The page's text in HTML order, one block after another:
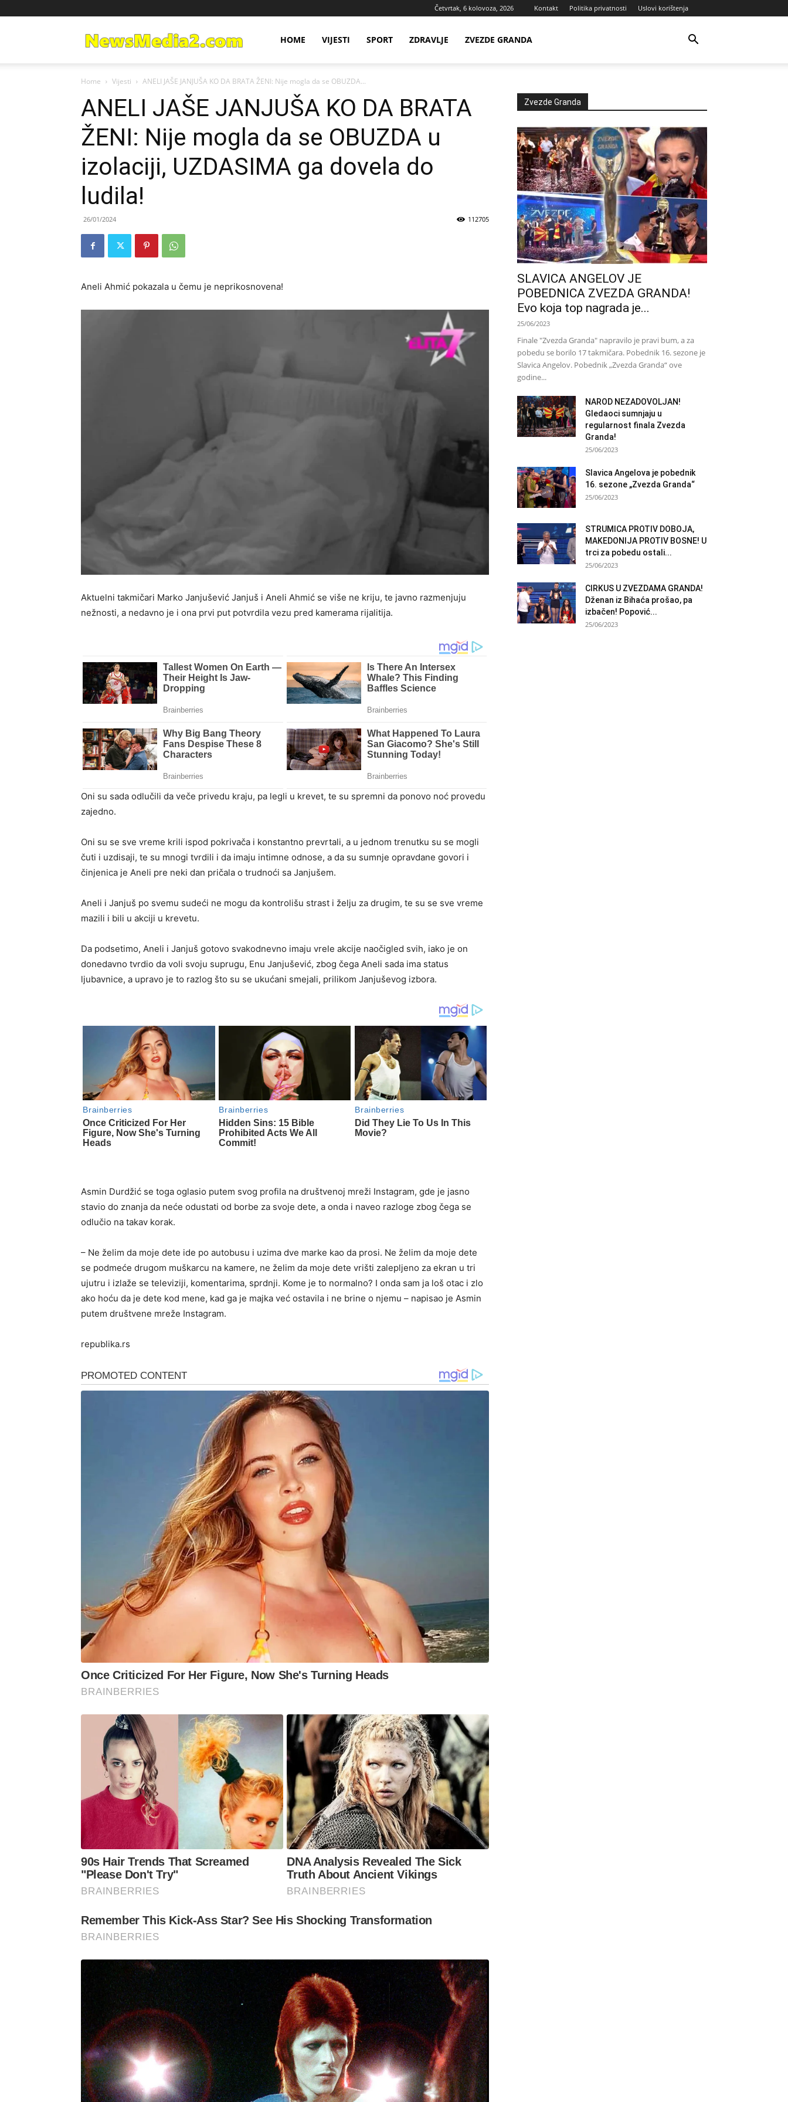
Četvrtak, 6 kolovoza, 2026 Kontakt Politika privatnosti Uslovi korištenja
Media
HOME VIJESTI SPORT ZDRAVLJE ZVEZDE GRANDA
Home Vijesti ANELI JAŠE JANJUŠA KO DA BRATA ŽENI: Nije mogla da se OBUZDA...
ANELI JAŠE JANJUŠA KO DA BRATA
ŽENI: Nije mogla da se OBUZDA u
izolaciji, UZDASIMA ga dovela do
ludila!
26/01/2024 112705
Aneli Ahmić pokazala u čemu je neprikosnovena!
Aktuelni takmičari Marko Janjušević Janjuš i Aneli Ahmić se više ne kriju, te javno razmenjuju
nežnosti, a nedavno je i ona prvi put potvrdila vezu pred kamerama rijalitija.
Oni su sada odlučili da veče privedu kraju, pa legli u krevet, te su spremni da ponovo noć provedu
zajedno.
Oni su se sve vreme krili ispod pokrivača i konstantno prevrtali, a u jednom trenutku su se mogli
čuti i uzdisaji, te su mnogi tvrdili i da imaju intimne odnose, a da su sumnje opravdane govori i
činjenica je Aneli pre neki dan pričala o trudnoći sa Janjušem.
Aneli i Janjuš po svemu sudeći ne mogu da kontrolišu strast i želju za drugim, te su se sve vreme
mazili i bili u akciji u krevetu.
Da podsetimo, Aneli i Janjuš gotovo svakodnevno imaju vrele akcije naočigled svih, iako je on
donedavno tvrdio da voli svoju suprugu, Enu Janjušević, zbog čega Aneli sada ima status
ljubavnice, a upravo je to razlog što su se ukućani smejali, prilikom Janjuševog izbora.
Asmin Durdžić se toga oglasio putem svog profila na društvenoj mreži Instagram, gde je jasno
stavio do znanja da neće odustati od borbe za svoje dete, a onda i naveo razloge zbog čega se
odlučio na takav korak.
– Ne želim da moje dete ide po autobusu i uzima dve marke kao da prosi. Ne želim da moje dete
se podmeće drugom muškarcu na kamere, ne želim da moje dete vrišti zalepljeno za ekran u tri
ujutru i izlaže se televiziji, komentarima, sprdnji. Kome je to normalno? I onda sam ja loš otac i zlo
ako hoću da je dete kod mene, kad ga je majka već ostavila i ne brine o njemu – napisao je Asmin
putem društvene mreže Instagram.
republika.rs
Zvezde Granda
SLAVICA ANGELOV JE
POBEDNICA ZVEZDA GRANDA!
Evo koja top nagrada je...
25/06/2023
Finale "Zvezda Granda" napravilo je pravi bum, a za
pobedu se borilo 17 takmičara. Pobednik 16. sezone je
Slavica Angelov. Pobednik „Zvezda Granda“ ove
godine...
NAROD NEZADOVOLJAN!
Gledaoci sumnjaju u
regularnost finala Zvezda
Granda!
25/06/2023
Slavica Angelova je pobednik
16. sezone „Zvezda Granda“
25/06/2023
STRUMICA PROTIV DOBOJA,
MAKEDONIJA PROTIV BOSNE! U
trci za pobedu ostali...
25/06/2023
CIRKUS U ZVEZDAMA GRANDA!
Dženan iz Bihaća prošao, pa
izbačen! Popović...
25/06/2023